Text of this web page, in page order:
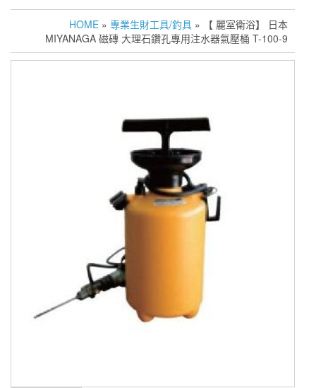
HOME » 專業生財工具/釣具 » 【 麗室衛浴】 日本
MIYANAGA 磁磚 大理石鑽孔專用注水器氣壓桶 T-100-9